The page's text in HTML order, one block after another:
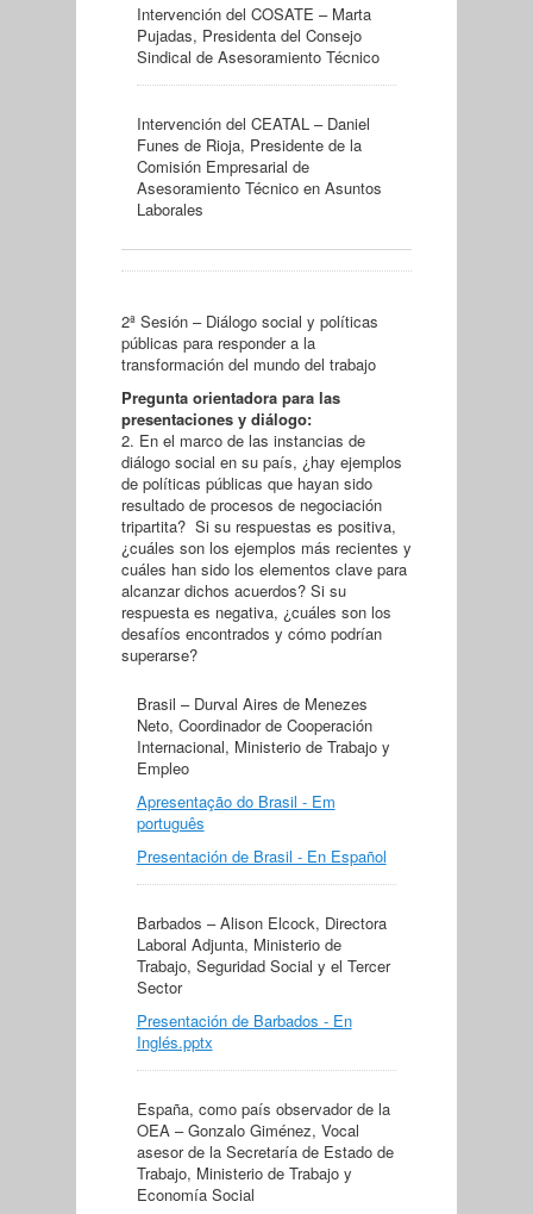
Intervención del COSATE – Marta
Pujadas, Presidenta del Consejo
Sindical de Asesoramiento Técnico
Intervención del CEATAL – Daniel
Funes de Rioja, Presidente de la
Comisión Empresarial de
Asesoramiento Técnico en Asuntos
Laborales
2ª Sesión – Diálogo social y políticas
públicas para responder a la
transformación del mundo del trabajo
Pregunta orientadora para las
presentaciones y diálogo:
2. En el marco de las instancias de
diálogo social en su país, ¿hay ejemplos
de políticas públicas que hayan sido
resultado de procesos de negociación
tripartita? Si su respuestas es positiva,
¿cuáles son los ejemplos más recientes y
cuáles han sido los elementos clave para
alcanzar dichos acuerdos? Si su
respuesta es negativa, ¿cuáles son los
desafíos encontrados y cómo podrían
superarse?
Brasil – Durval Aires de Menezes
Neto, Coordinador de Cooperación
Internacional, Ministerio de Trabajo y
Empleo
Apresentação do Brasil - Em
português
Presentación de Brasil - En Español
Barbados – Alison Elcock, Directora
Laboral Adjunta, Ministerio de
Trabajo, Seguridad Social y el Tercer
Sector
Presentación de Barbados - En
Inglés.pptx
España, como país observador de la
OEA – Gonzalo Giménez, Vocal
asesor de la Secretaría de Estado de
Trabajo, Ministerio de Trabajo y
Economía Social